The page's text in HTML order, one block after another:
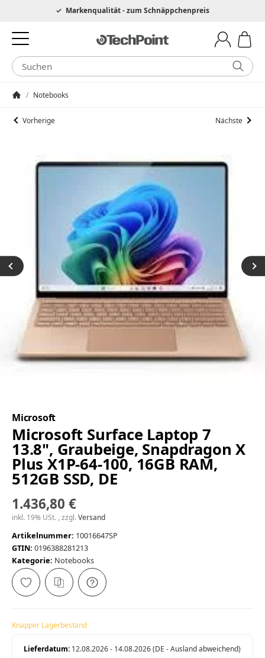
Hotline 0049 6205 3079975Markenqualität - zum Schnäppchenpreis
/ Notebooks
Vorherige Nächste
Microsoft
Microsoft Surface Laptop 7
13.8", Graubeige, Snapdragon X
Plus X1P-64-100, 16GB RAM,
512GB SSD, DE
1.436,80 €
inkl. 19% USt. , zzgl.Versand
Artikelnummer: 10016647SP
GTIN: 0196388281213
Kategorie: Notebooks
Knapper Lagerbestand
Lieferdatum: 12.08.2026 - 14.08.2026(DE - Ausland abweichend)